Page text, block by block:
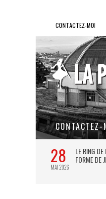
CONTACTEZ-MOI
LE RING DE KATHARSY, UN
FORME DE JEU VIDÉO !